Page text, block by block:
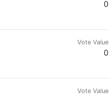
0
Vote Value
0
Vote Value